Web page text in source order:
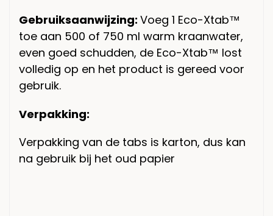
Gebruiksaanwijzing: Voeg 1 Eco-Xtab™
toe aan 500 of 750 ml warm kraanwater,
even goed schudden, de Eco-Xtab™ lost
volledig op en het product is gereed voor
gebruik.
Verpakking:
Verpakking van de tabs is karton, dus kan
na gebruik bij het oud papier